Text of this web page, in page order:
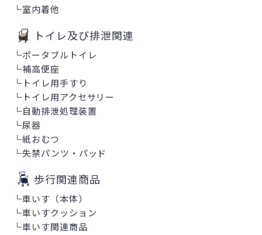
└室内着他
トイレ及び排泄関連
└ポータブルトイレ
└補高便座
└ トイレ用手すり
└ トイレ用アクセサリー
└自動排泄処理装置
└尿器
└紙おむつ
└失禁パンツ・パッド
歩行関連商品
└車いす（本体）
└車いすクッション
└車いす関連商品